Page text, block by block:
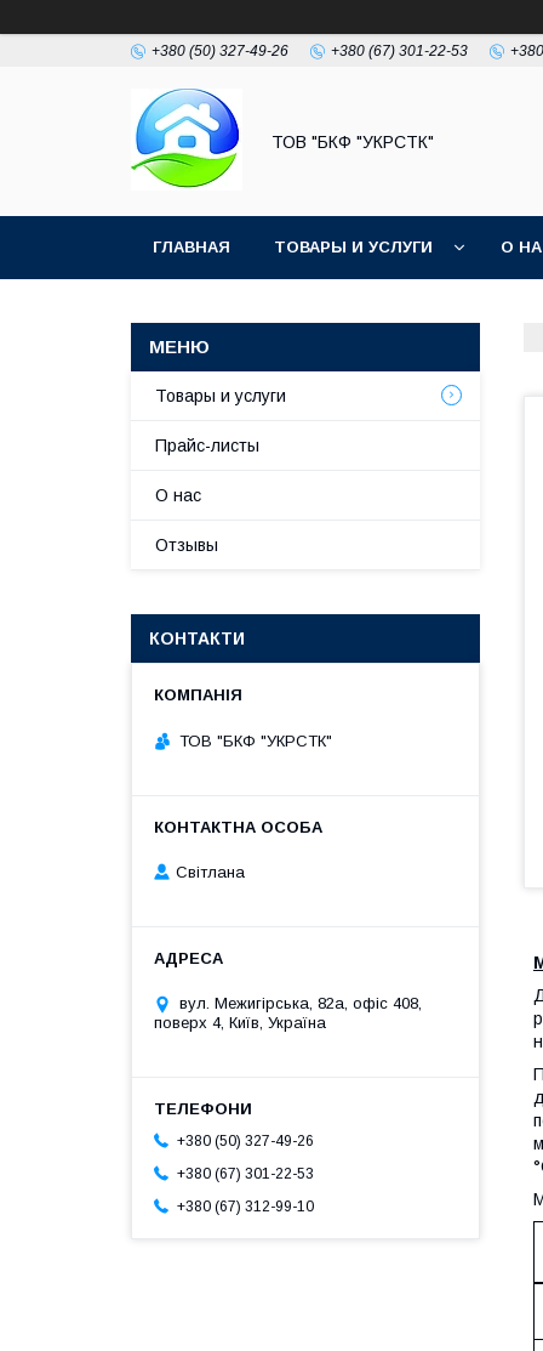
+380 (50) 327-49-26 +380 (67) 301-22-53
ТОВ "БКФ "УКРСТК"
ГЛАВНАЯ ТОВАРЫ И УСЛУГИ О
Товары и услуги
Прайс-листы
О нас
Отзывы
КОНТАКТИ
ТОВ "БКФ "УКРСТК"
Світлана
вул. Межигірська, 82а, офіс 408,
поверх 4, Київ, Україна
+380 (50) 327-49-26
+380 (67) 301-22-53
+380 (67) 312-99-10